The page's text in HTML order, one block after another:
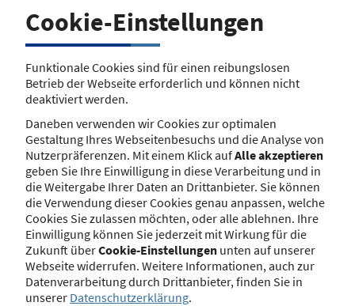
Mitgliedstaat beschlossen hat, strengere Vorschriften
gemäß Artikel 29 Absatz 3 anzuwenden, in geeigneter
Weise veröffentlichen.
Die folgende nationale Regelung zum
Versicherungsvertrieb gilt für Versicherungsvermittler
(Stand 08.10.2025):
§ 48b Gesetz über die Beaufsichtigung der
Versicherungsunternehmen (VAG) -
Sondervergütungs- und Provisionsabgabeverbot
Regelungen für
Versicherungsunternehmen
Cookie-Einstellungen
Funktionale Cookies sind für einen reibungslosen
Betrieb der Webseite erforderlich und können nicht
deaktiviert werden.
Daneben verwenden wir Cookies zur optimalen
Gestaltung Ihres Webseitenbesuchs und die Analyse von
Nutzerpräferenzen. Mit einem Klick aufAlle akzeptieren
geben Sie Ihre Einwilligung in diese Verarbeitung und in
die Weitergabe Ihrer Daten an Drittanbieter. Sie können
die Verwendung dieser Cookies genau anpassen, welche
Cookies Sie zulassen möchten, oder alle ablehnen. Ihre
Einwilligung können Sie jederzeit mit Wirkung für die
Zukunft überCookie-Einstellungen unten auf unserer
Webseite widerrufen. Weitere Informationen, auch zur
Datenverarbeitung durch Drittanbieter, finden Sie in
unserer Datenschutzerklärung.